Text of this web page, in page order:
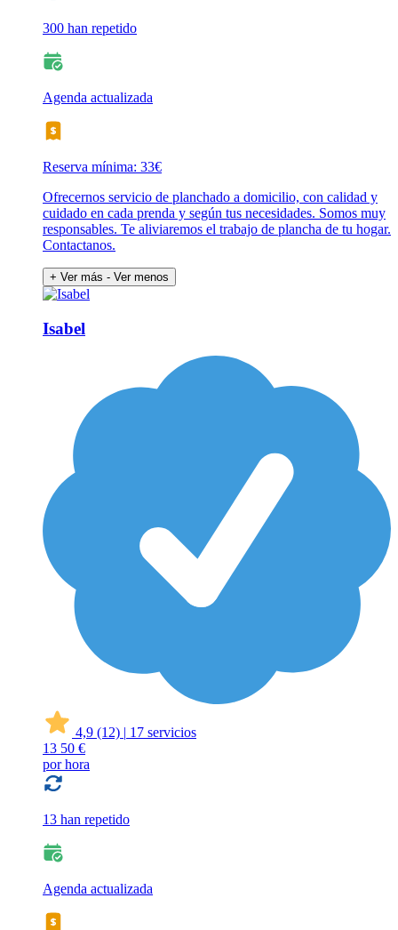
300 han repetido
Agenda actualizada
Reserva mínima: 33€
Ofrecernos servicio de planchado a domicilio, con calidad y
cuidado en cada prenda y según tus necesidades. Somos muy
responsables. Te aliviaremos el trabajo de plancha de tu hogar.
Contactanos.
+ Ver más - Ver menos
Isabel
4,9 (12) | 17 servicios
13 50 €
por hora
13 han repetido
Agenda actualizada